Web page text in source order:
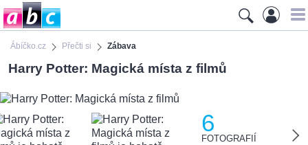
Ábíčko.cz Přečti si Zábava
Harry Potter: Magická místa z filmů
6
FOTOGRAFIÍ